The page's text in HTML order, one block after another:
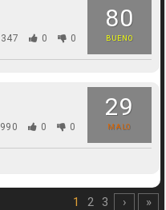
80
BUENO
347 0 0
29
MALO
990 0 0
1 2 3 › »